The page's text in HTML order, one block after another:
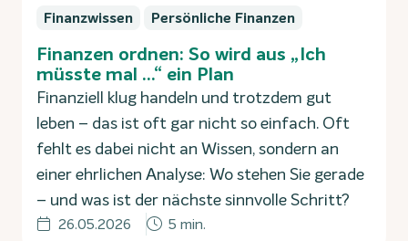
Finanzwissen Persönliche Finanzen
Finanzen ordnen: So wird aus „Ich
müsste mal …“ ein Plan
Finanziell klug handeln und trotzdem gut
leben – das ist oft gar nicht so einfach. Oft
fehlt es dabei nicht an Wissen, sondern an
einer ehrlichen Analyse: Wo stehen Sie gerade
– und was ist der nächste sinnvolle Schritt?
26.05.2026 5 min.